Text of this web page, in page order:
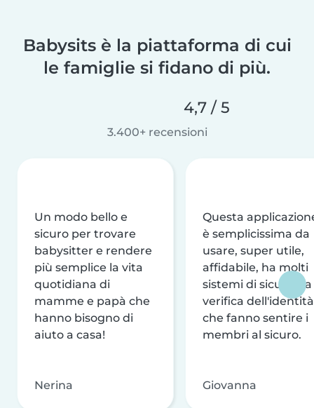
Babysits è la piattaforma di cui
le famiglie si fidano di più.
4,7 / 5
3.400+ recensioni
Un modo bello e
sicuro per trovare
babysitter e rendere
più semplice la vita
quotidiana di
mamme e papà che
hanno bisogno di
aiuto a casa!
Nerina
Questa
è semplicissima da
usare, super utile,
affidabile, ha molti
sistemi di sicurezza
verifica dell'identità
che fanno sentire i
membri al sicuro.
Giovanna